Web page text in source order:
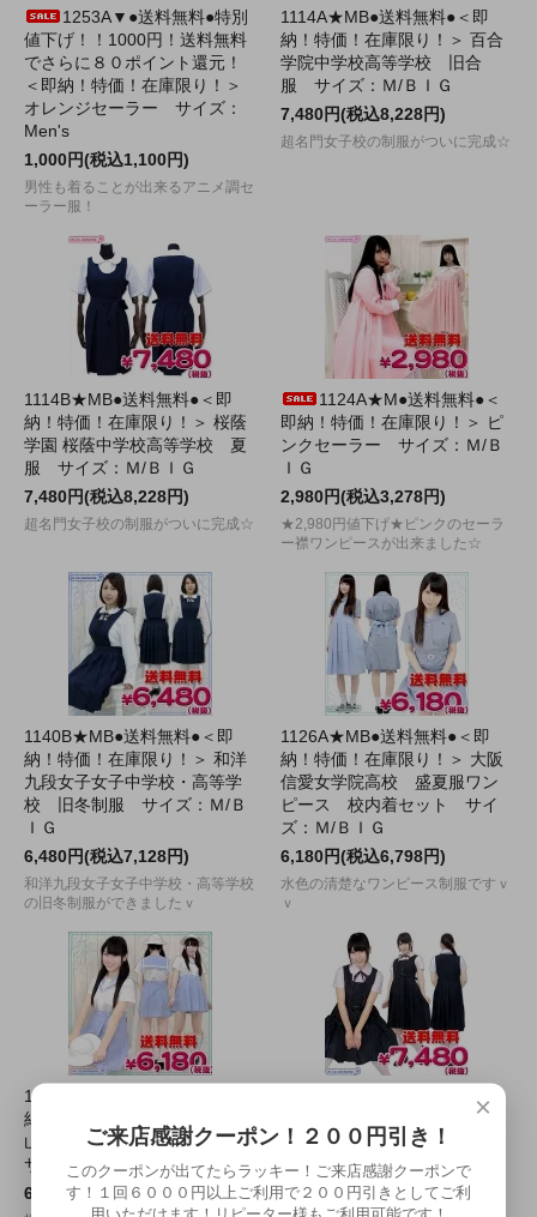
1253A▼●送料無料●特別
値下げ！！1000円！送料無料
でさらに８０ポイント還元！
＜即納！特価！在庫限り！＞
オレンジセーラー サイズ：
Men's
1,000円(税込1,100円)
男性も着ることが出来るアニメ調セ
ーラー服！
1114A★MB●送料無料●＜即
納！特価！在庫限り！＞ 百合
学院中学校高等学校 旧合
服 サイズ：Ｍ/ＢＩＧ
7,480円(税込8,228円)
超名門女子校の制服がついに完成☆
1114B★MB●送料無料●＜即
納！特価！在庫限り！＞ 桜蔭
学園 桜蔭中学校高等学校 夏
服 サイズ：Ｍ/ＢＩＧ
7,480円(税込8,228円)
超名門女子校の制服がついに完成☆
1124A★M●送料無料●＜
即納！特価！在庫限り！＞ ピ
ンクセーラー サイズ：Ｍ/Ｂ
ＩＧ
2,980円(税込3,278円)
★2,980円値下げ★ピンクのセーラ
ー襟ワンピースが出来ました☆
1140B★MB●送料無料●＜即
納！特価！在庫限り！＞ 和洋
九段女子女子中学校・高等学
校 旧冬制服 サイズ：Ｍ/Ｂ
ＩＧ
6,480円(税込7,128円)
和洋九段女子女子中学校・高等学校
の旧冬制服ができましたｖ
1126A★MB●送料無料●＜即
納！特価！在庫限り！＞ 大阪
信愛女学院高校 盛夏服ワン
ピース 校内着セット サイ
ズ：Ｍ/ＢＩＧ
6,180円(税込6,798円)
水色の清楚なワンピース制服ですｖ
ｖ
1142D★MB●送料無料●＜即
納！特価！在庫限り！＞ 帝塚
山小学校 夏服ワンピース
サイズ：Ｍ/ＢＩＧ
6,180円(税込6,798円)
1115C★MB●送料無料●＜即
納！特価！在庫限り！＞ スク
ールジャンパースカート制服
セット サイズ：Ｍ/ＢＩＧ ■
ジャンスカ■
×
ご来店感謝クーポン！２００円引き！
このクーポンが出てたらラッキー！ご来店感謝クーポンで
す！１回６０００円以上ご利用で２００円引きとしてご利
用いただけます！リピーター様もご利用可能です！